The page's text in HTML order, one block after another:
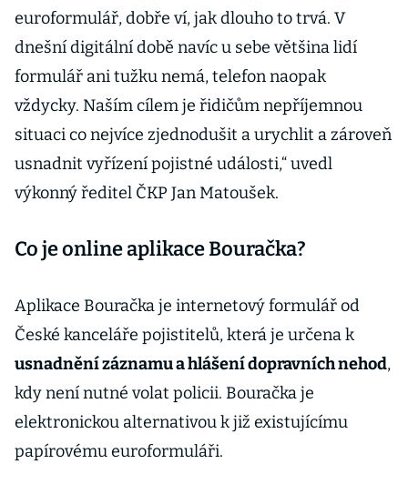
euroformulář, dobře ví, jak dlouho to trvá. V
dnešní digitální době navíc u sebe většina lidí
formulář ani tužku nemá, telefon naopak
vždycky. Naším cílem je řidičům nepříjemnou
situaci co nejvíce zjednodušit a urychlit a zároveň
usnadnit vyřízení pojistné události,“ uvedl
výkonný ředitel ČKP Jan Matoušek.
Co je online aplikace Bouračka?
Aplikace Bouračka je internetový formulář od
České kanceláře pojistitelů, která je určena k
usnadnění záznamu a hlášení dopravních nehod,
kdy není nutné volat policii. Bouračka je
elektronickou alternativou k již existujícímu
papírovému euroformuláři.